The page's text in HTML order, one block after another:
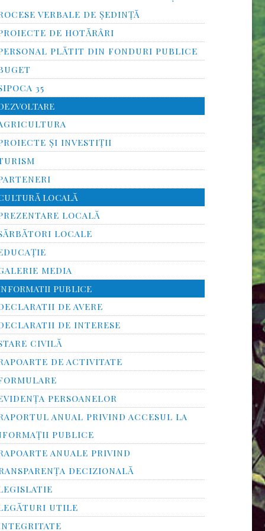
VERBALE DE ȘEDINȚĂ
DE HOTĂRÂRI
PLĂTIT DIN FONDURI PUBLICE
35
ȘI INVESTIȚII
LOCALĂ
LOCALĂ
LOCALE
MEDIA
PUBLICE
DE AVERE
DE INTERESE
CIVILĂ
DE ACTIVITATE
PERSOANELOR
ANUAL PRIVIND ACCESUL LA
PUBLICE
ANUALE PRIVIND
DECIZIONALĂ
UTILE